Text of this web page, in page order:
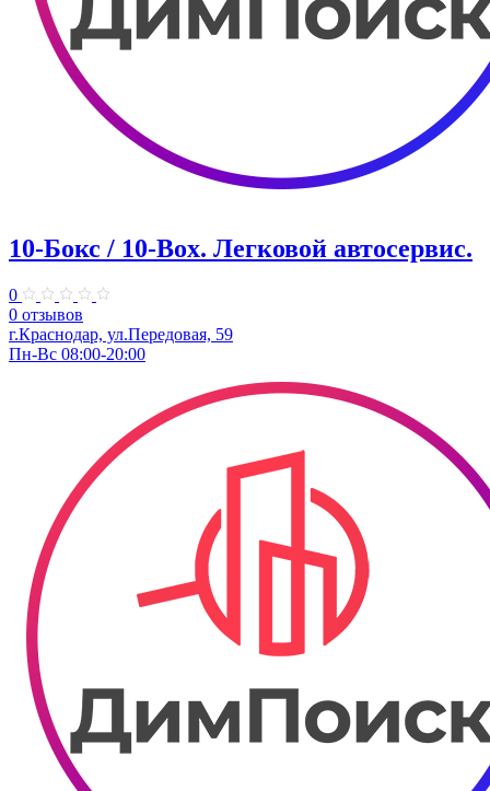
10-Бокс / 10-Box. ​Легковой автосервис.
0
0 отзывов
г.Краснодар, ул.Передовая, 59
Пн-Вс 08:00-20:00